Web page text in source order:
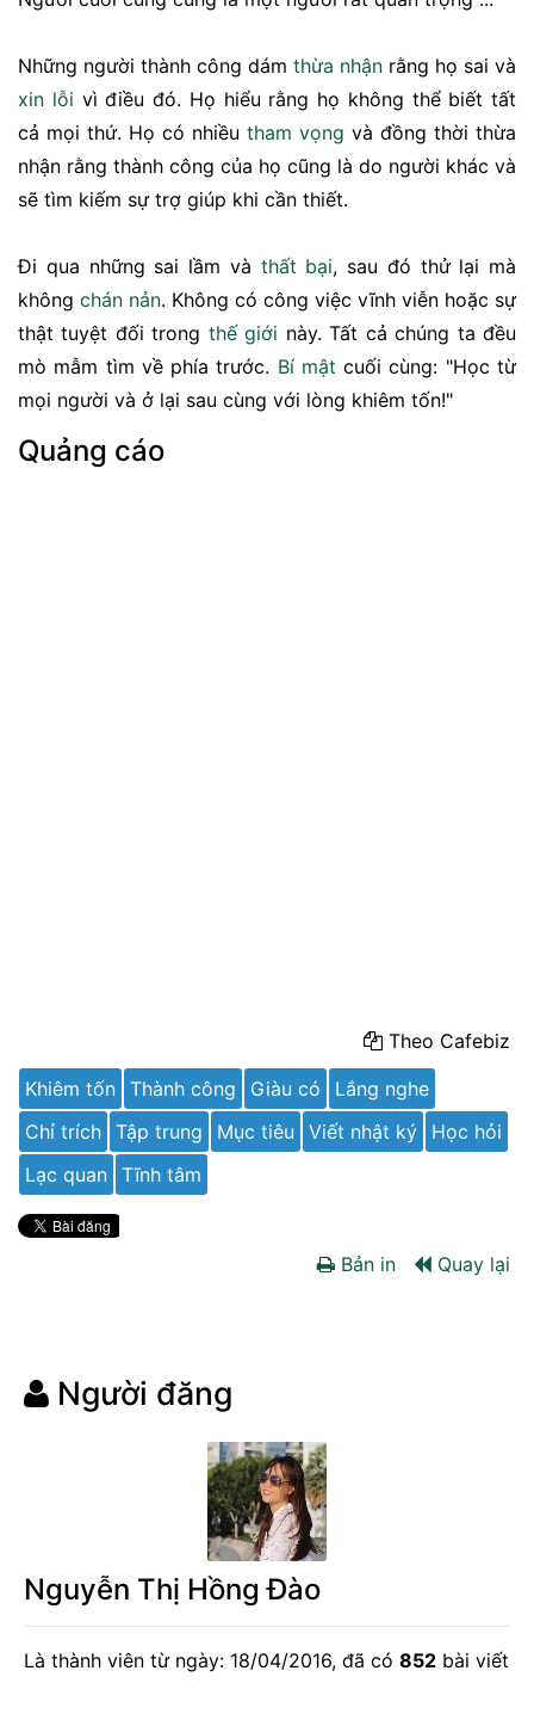
Những người thành công dám thừa nhận rằng họ sai và
xin lỗi vì điều đó. Họ hiểu rằng họ không thể biết tất
cả mọi thứ. Họ có nhiều tham vọng và đồng thời thừa
nhận rằng thành công của họ cũng là do người khác và
sẽ tìm kiếm sự trợ giúp khi cần thiết.
Đi qua những sai lầm và thất bại, sau đó thử lại mà
không chán nản. Không có công việc vĩnh viễn hoặc sự
thật tuyệt đối trong thế giới này. Tất cả chúng ta đều
mò mẫm tìm về phía trước. Bí mật cuối cùng: "Học từ
mọi người và ở lại sau cùng với lòng khiêm tốn!"
Quảng cáo
Theo Cafebiz
Khiêm tốn Thành công Giàu có
Lắng nghe
Chỉ trích Tập trung Mục tiêu Viết nhật ký
Học hỏi
Lạc quan Tĩnh tâm
Bản in Quay lại
Người đăng
Nguyễn Thị Hồng Đào
Là thành viên từ ngày: 18/04/2016, đã có 852 bài viết